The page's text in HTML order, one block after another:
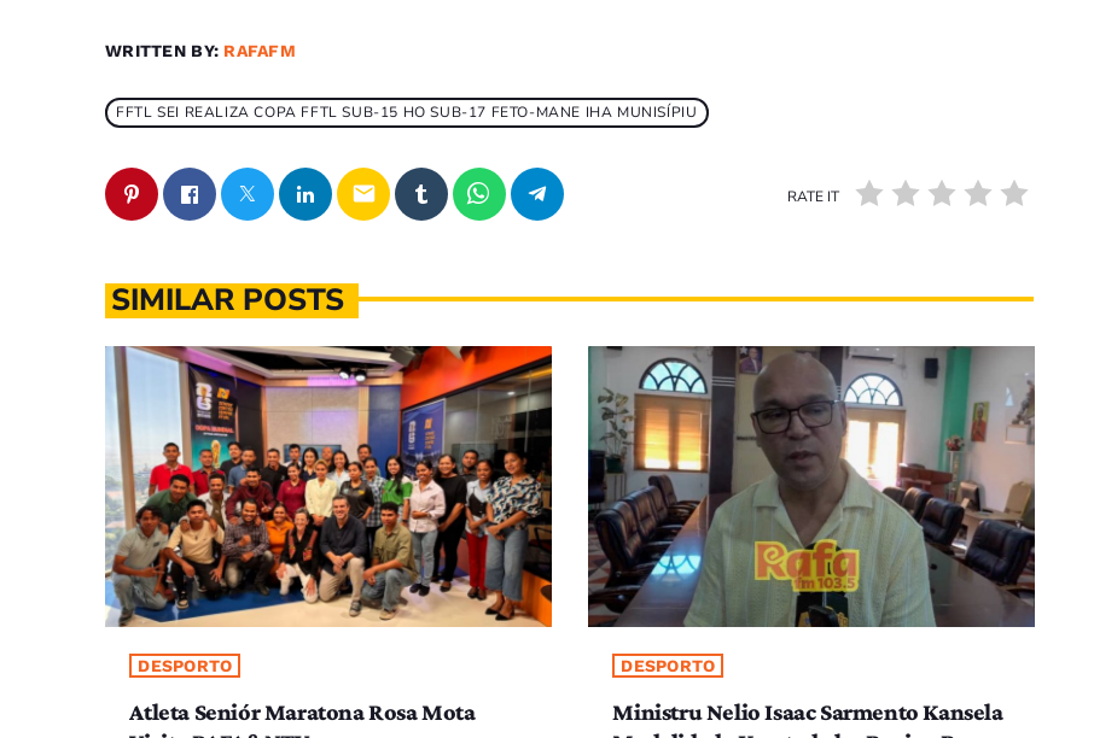
WRITTEN BY: RAFAFM
FFTL SEI REALIZA COPA FFTL SUB-15 HO SUB-17 FETO-MANE IHA MUNISÍPIU
email RATE IT
SIMILAR POSTS
DESPORTO
Atleta Seniór Maratona Rosa Mota
DESPORTO
Ministru Nelio Isaac Sarmento Kansela